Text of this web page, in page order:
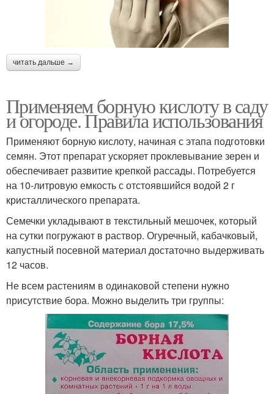
читать дальше →
Применяем борную кислоту в саду
и огороде. Правила использования
Применяют борную кислоту, начиная с этапа подготовки
семян. Этот препарат ускоряет проклевывание зерен и
обеспечивает развитие крепкой рассады. Потребуется
на 10-литровую емкость с отстоявшийся водой 2 г
кристаллического препарата.
Семечки укладывают в текстильный мешочек, который
на сутки погружают в раствор. Огуречный, кабачковый,
капустный посевной материал достаточно выдерживать
12 часов.
Не всем растениям в одинаковой степени нужно
присутствие бора. Можно выделить три группы: